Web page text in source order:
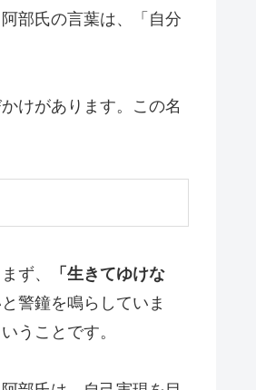
部氏の言葉は、「自分
けがあります。この名
ず、
「生きてゆけな
警鐘を鳴らしていま
うことです。